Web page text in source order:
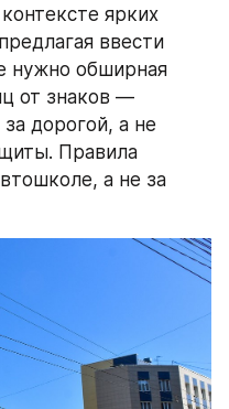
ярких
ввести
нужно обширная
от знаков —
дорогой, а не
Правила
а не за